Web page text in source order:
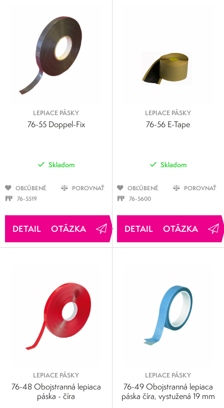
LEPIACE PÁSKY
76-55 Doppel-Fix
Skladom
OBĽÚBENÉ
POROVNAŤ
76-5519
OTÁZKA
LEPIACE PÁSKY
76-56 E-Tape
Skladom
OBĽÚBENÉ
POROVNAŤ
76-5600
OTÁZKA
LEPIACE PÁSKY
76-48 Obojstranná lepiaca
páska - číra
LEPIACE PÁSKY
76-49 Obojstranná lepiaca
páska číra, vystužená 19 mm